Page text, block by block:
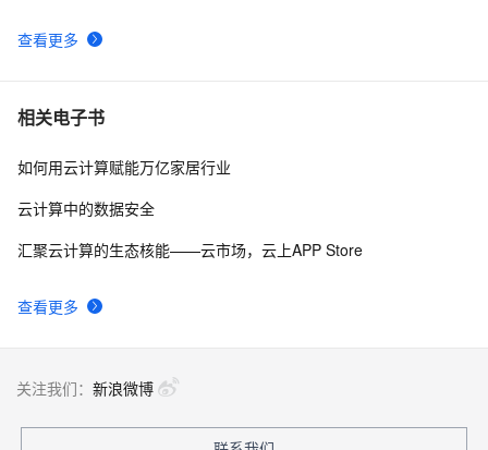
查看更多
相关电子书
查看更多
如何用云计算赋能万亿家居行业
云计算中的数据安全
汇聚云计算的生态核能——云市场，云上APP Store
关注我们： 新浪微博